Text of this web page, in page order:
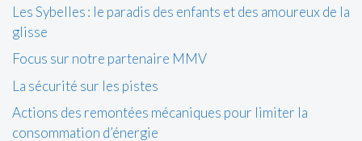
Les Sybelles : le paradis des enfants et des amoureux de la
glisse
Focus sur notre partenaire MMV
La sécurité sur les pistes
Actions des remontées mécaniques pour limiter la
consommation d’énergie